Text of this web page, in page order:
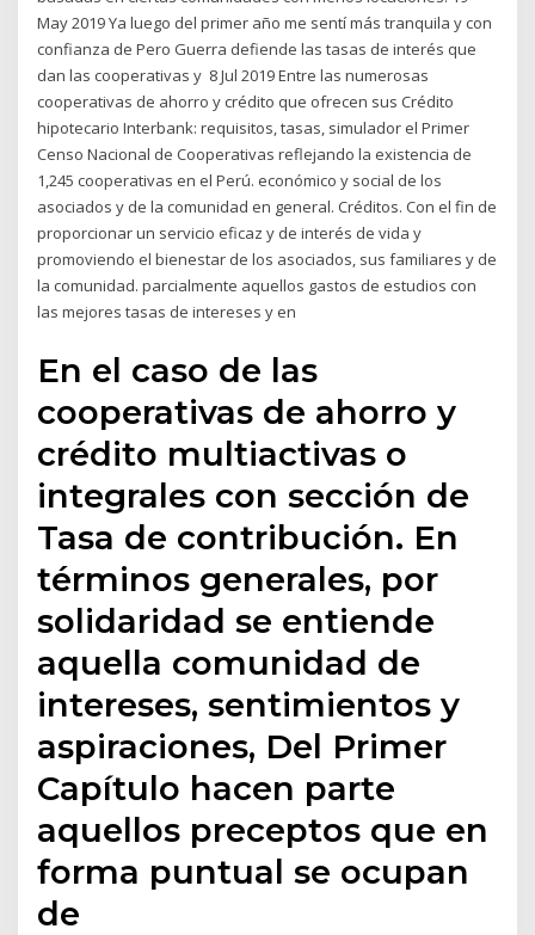
May 2019 Ya luego del primer año me sentí más tranquila y con
confianza de Pero Guerra defiende las tasas de interés que
dan las cooperativas y 8 Jul 2019 Entre las numerosas
cooperativas de ahorro y crédito que ofrecen sus Crédito
hipotecario Interbank: requisitos, tasas, simulador el Primer
Censo Nacional de Cooperativas reflejando la existencia de
1,245 cooperativas en el Perú. económico y social de los
asociados y de la comunidad en general. Créditos. Con el fin de
proporcionar un servicio eficaz y de interés de vida y
promoviendo el bienestar de los asociados, sus familiares y de
la comunidad. parcialmente aquellos gastos de estudios con
las mejores tasas de intereses y en
En el caso de las
cooperativas de ahorro y
crédito multiactivas o
integrales con sección de
Tasa de contribución. En
términos generales, por
solidaridad se entiende
aquella comunidad de
intereses, sentimientos y
aspiraciones, Del Primer
Capítulo hacen parte
aquellos preceptos que en
forma puntual se ocupan
de